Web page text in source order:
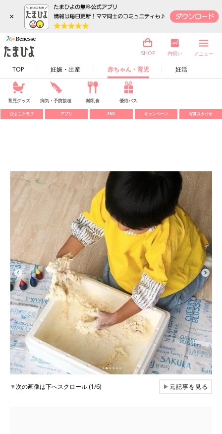
×
TOP 妊娠・出産 赤ちゃん・育児 妊活
SHOP 内祝い メニュー
育児グッズ 病気・予防接種 離乳食 優待パス
ひよこクラブ アプリ SNS キャンペーン 写真スタジオ
▼次の画像は下へスクロール (1/6) ▶元記事を見る